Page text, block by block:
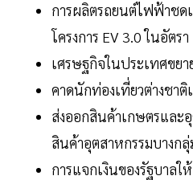
การผลิตรถยนต์ไฟฟ้าชด
โครงการ EV 3.0 ในอัตร
เศรษฐกิจในประเทศขย
คาดนักท่องเที่ยวต่างชา
ส่งออกสินค้าเกษตรและ
สินค้าอุตสาหกรรมบางก
การแจกเงินของรัฐบาลใ